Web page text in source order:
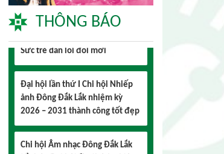
THÔNG BÁO
Đại hội lần thứ I Chi hội Múa:
Sức trẻ dẫn lối đổi mới
ảnh Đông Đắk Lắk nhiệm kỳ
2026 – 2031 thành công tốt đẹp
Chi hội Âm nhạc Đông Đắk Lắk
tổ chức Đại hội lần thứ I, nhiệm
kỳ 2026 – 2031